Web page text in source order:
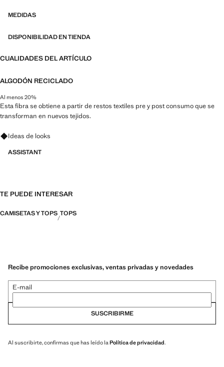
MEDIDAS
DISPONIBILIDAD EN TIENDA
CUALIDADES DEL ARTÍCULO
ALGODÓN RECICLADO
Al menos 20%
Esta fibra se obtiene a partir de restos textiles pre y post consumo que se
transforman en nuevos tejidos.
Pregunta por looks, prendas y tendencias
Ideas de looks
ASSISTANT
TE PUEDE INTERESAR
CAMISETAS Y TOPS TOPS
Recibe promociones exclusivas, ventas privadas y novedades
E-mail
SUSCRIBIRME
Al suscribirte, confirmas que has leído laPolítica de privacidad.